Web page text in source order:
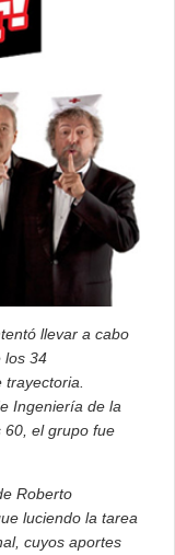
llevar a cabo
los 34
Ingeniería de la
60, el grupo fue
Roberto
luciendo la tarea
cuyos aportes